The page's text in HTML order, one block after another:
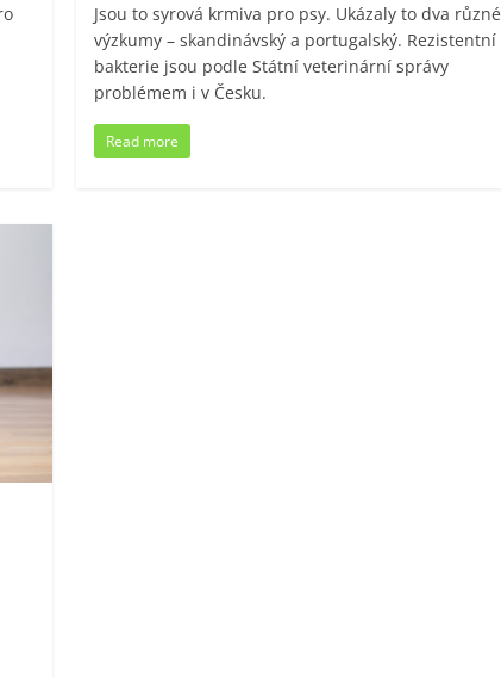
Jsou to syrová krmiva pro psy. Ukázaly to dva různé
výzkumy – skandinávský a portugalský. Rezistentní
bakterie jsou podle Státní veterinární správy
problémem i v Česku.
Read more